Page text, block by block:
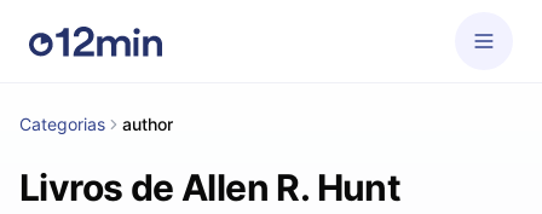
Categorias author
Livros de Allen R. Hunt